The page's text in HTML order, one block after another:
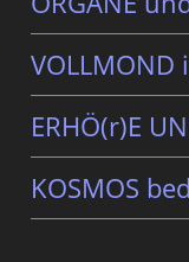
ERHÖ(r)E
KOSMOS